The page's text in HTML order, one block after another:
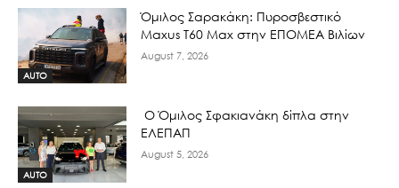
AUTO
Όμιλος Σαρακάκη: Πυροσβεστικό
Maxus T60 Max στην ΕΠΟΜΕΑ Βιλίων
August 7, 2026
AUTO
Ο Όμιλος Σφακιανάκη δίπλα στην
ΕΛΕΠΑΠ
August 5, 2026